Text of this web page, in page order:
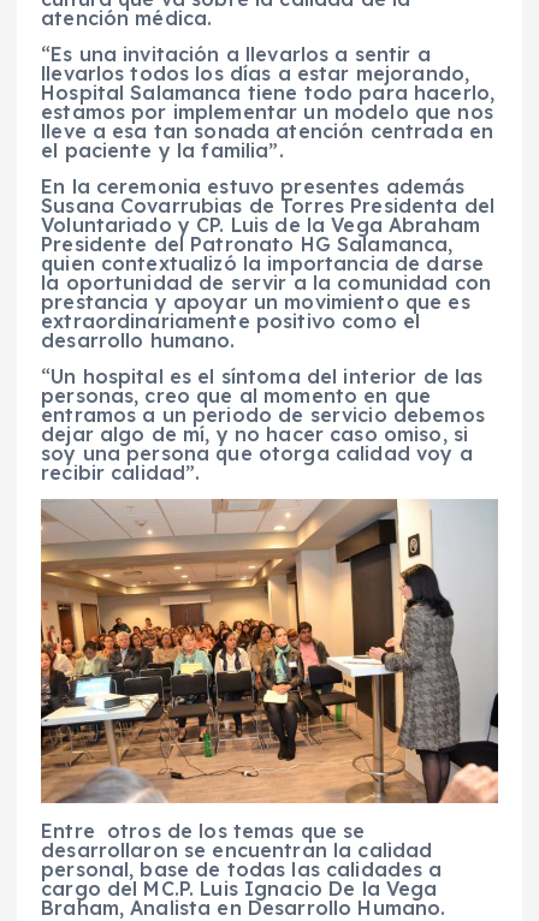
atención médica.
“Es una invitación a llevarlos a sentir a
llevarlos todos los días a estar mejorando,
Hospital Salamanca tiene todo para hacerlo,
estamos por implementar un modelo que nos
lleve a esa tan sonada atención centrada en
el paciente y la familia”.
En la ceremonia estuvo presentes además
Susana Covarrubias de Torres Presidenta del
Voluntariado y CP. Luis de la Vega Abraham
Presidente del Patronato HG Salamanca,
quien contextualizó la importancia de darse
la oportunidad de servir a la comunidad con
prestancia y apoyar un movimiento que es
extraordinariamente positivo como el
desarrollo humano.
“Un hospital es el síntoma del interior de las
personas, creo que al momento en que
entramos a un periodo de servicio debemos
dejar algo de mí, y no hacer caso omiso, si
soy una persona que otorga calidad voy a
recibir calidad”.
Entre otros de los temas que se
desarrollaron se encuentran la calidad
personal, base de todas las calidades a
cargo del MC.P. Luis Ignacio De la Vega
Braham, Analista en Desarrollo Humano.